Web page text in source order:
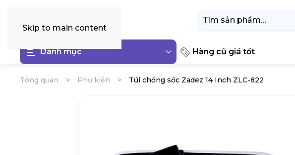
Skip to main content
Tìm
Danh mục Hàng cũ giá tốt
Tổng quan Phụ kiện Túi chống sốc Zadez 14 Inch ZLC-822